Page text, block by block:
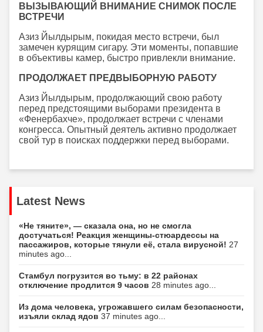
ВЫЗЫВАЮЩИЙ ВНИМАНИЕ СНИМОК ПОСЛЕ
ВСТРЕЧИ
Азиз Йылдырым, покидая место встречи, был
замечен курящим сигару. Эти моменты, попавшие
в объективы камер, быстро привлекли внимание.
ПРОДОЛЖАЕТ ПРЕДВЫБОРНУЮ РАБОТУ
Азиз Йылдырым, продолжающий свою работу
перед предстоящими выборами президента в
«Фенербахче», продолжает встречи с членами
конгресса. Опытный деятель активно продолжает
свой тур в поисках поддержки перед выборами.
Latest News
«Не тяните», — сказала она, но не смогла
достучаться! Реакция женщины-стюардессы на
пассажиров, которые тянули её, стала вирусной! 27
minutes ago...
Стамбул погрузится во тьму: в 22 районах
отключение продлится 9 часов 28 minutes ago...
Из дома человека, угрожавшего силам безопасности,
изъяли склад ядов 37 minutes ago...